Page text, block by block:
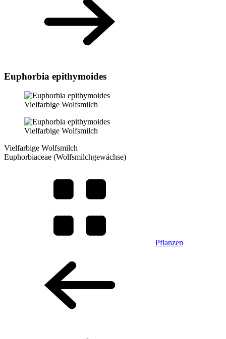
Euphorbia epithymoides
Vielfarbige Wolfsmilch
Vielfarbige Wolfsmilch
Vielfarbige Wolfsmilch
Euphorbiaceae (Wolfsmilchgewächse)
Pflanzen